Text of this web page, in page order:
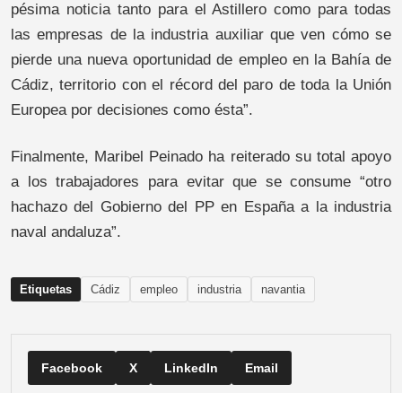
pésima noticia tanto para el Astillero como para todas
las empresas de la industria auxiliar que ven cómo se
pierde una nueva oportunidad de empleo en la Bahía de
Cádiz, territorio con el récord del paro de toda la Unión
Europea por decisiones como ésta”.
Finalmente, Maribel Peinado ha reiterado su total apoyo
a los trabajadores para evitar que se consume “otro
hachazo del Gobierno del PP en España a la industria
naval andaluza”.
Etiquetas Cádiz empleo industria navantia
Facebook X LinkedIn Email